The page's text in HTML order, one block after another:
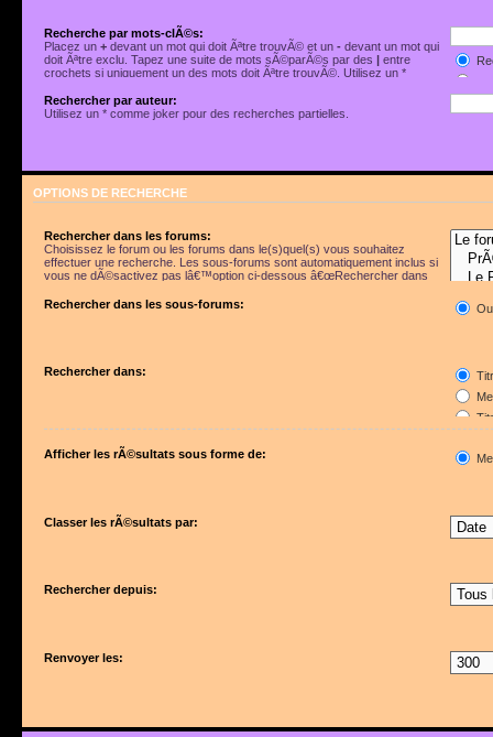
Recherche par mots-clÃ©s:
Placez un+ devant un mot qui doit Ãªtre trouvÃ© et un- devant un mot qui
doit Ãªtre exclu. Tapez une suite de mots sÃ©parÃ©s par des| entre
crochets si uniquement un des mots doit Ãªtre trouvÃ©. Utilisez un *
Rechercher par auteur:
Utilisez un * comme joker pour des recherches partielles.
OPTIONS DE RECHERCHE
Rechercher dans les forums:
Choisissez le forum ou les forums dans le(s)quel(s) vous souhaitez
effectuer une recherche. Les sous-forums sont automatiquement inclus si
vous ne dÃ©sactivez pas lâ€™option ci-dessous â€œRechercher dans
Rechercher dans les sous-forums:
Rechercher dans:
Afficher les rÃ©sultats sous forme de:
Classer les rÃ©sultats par:
Rechercher depuis:
Renvoyer les: